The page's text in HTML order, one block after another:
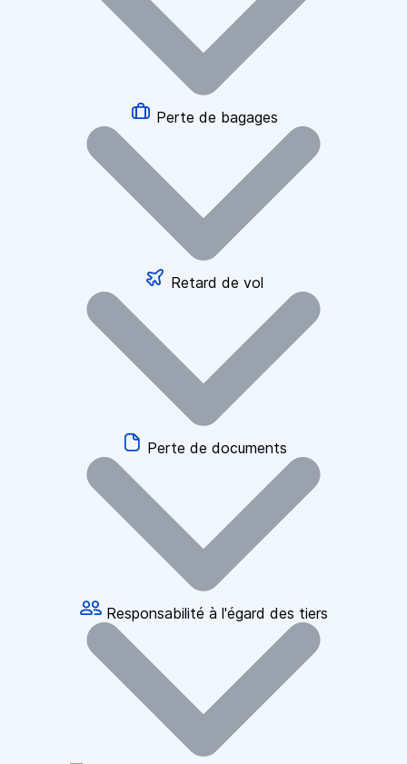
Perte de bagages
Retard de vol
Perte de documents
Responsabilité à l'égard des tiers